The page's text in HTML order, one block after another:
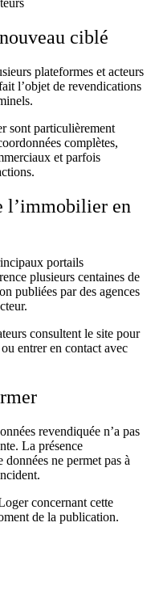
ciblé
plateformes et acteurs
l’objet de revendications
sont particulièrement
complètes,
et parfois
l’immobilier en
portails
plusieurs centaines de
publiées par des agences
consultent le site pour
entrer en contact avec
revendiquée n’a pas
La présence
données ne permet pas à
concernant cette
de la publication.